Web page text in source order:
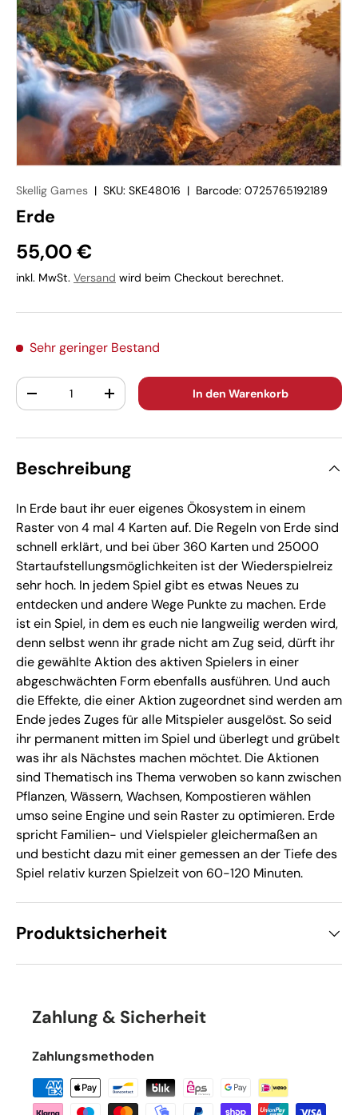
Skellig Games | SKU: SKE48016 | Barcode: 0725765192189
Erde
55,00 €
inkl. MwSt. Versand wird beim Checkout berechnet.
Sehr geringer Bestand
Anzahl
-
+ In den Warenkorb
Beschreibung
In Erde baut ihr euer eigenes Ökosystem in einem
Raster von 4 mal 4 Karten auf. Die Regeln von Erde sind
schnell erklärt, und bei über 360 Karten und 25000
Startaufstellungsmöglichkeiten ist der Wiederspielreiz
sehr hoch. In jedem Spiel gibt es etwas Neues zu
entdecken und andere Wege Punkte zu machen. Erde
ist ein Spiel, in dem es euch nie langweilig werden wird,
denn selbst wenn ihr grade nicht am Zug seid, dürft ihr
die gewählte Aktion des aktiven Spielers in einer
abgeschwächten Form ebenfalls ausführen. Und auch
die Effekte, die einer Aktion zugeordnet sind werden am
Ende jedes Zuges für alle Mitspieler ausgelöst. So seid
ihr permanent mitten im Spiel und überlegt und grübelt
was ihr als Nächstes machen möchtet. Die Aktionen
sind Thematisch ins Thema verwoben so kann zwischen
Pflanzen, Wässern, Wachsen, Kompostieren wählen
umso seine Engine und sein Raster zu optimieren. Erde
spricht Familien- und Vielspieler gleichermaßen an
und besticht dazu mit einer gemessen an der Tiefe des
Spiel relativ kurzen Spielzeit von 60-120 Minuten.
Produktsicherheit
Zahlung & Sicherheit
Zahlungsmethoden